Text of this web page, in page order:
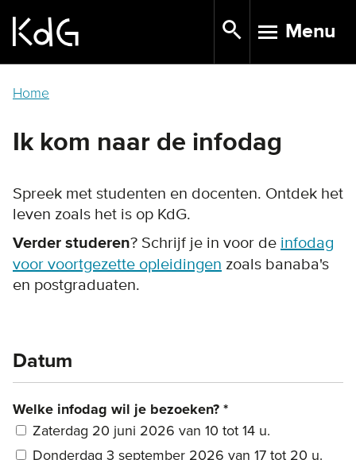
main
TOGGLE
Menu
Home
Ik kom naar de infodag
Spreek met studenten en docenten. Ontdek het
leven zoals het is op KdG.
Verder studeren? Schrijf je in voor de infodag
voor voortgezette opleidingen zoals banaba's
en postgraduaten.